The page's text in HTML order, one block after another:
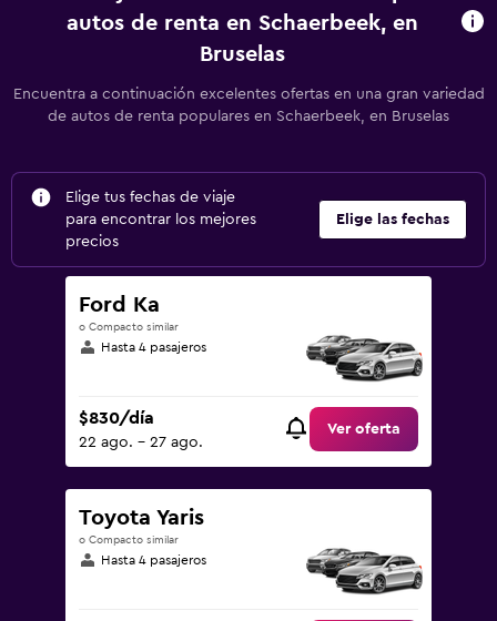
autos de renta en Schaerbeek, en
Bruselas
Encuentra a continuación excelentes ofertas en una gran variedad
de autos de renta populares en Schaerbeek, en Bruselas
Elige tus fechas de viaje
para encontrar los mejores
precios
Elige las fechas
Ford Ka
o Compacto similar
Hasta 4 pasajeros
$830/día
22 ago. - 27 ago.
Ver oferta
Toyota Yaris
o Compacto similar
Hasta 4 pasajeros